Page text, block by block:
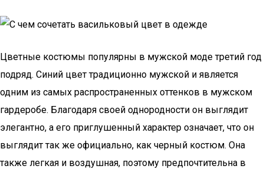
Цветные костюмы популярны в мужской моде третий год
подряд. Синий цвет традиционно мужской и является
одним из самых распространенных оттенков в мужском
гардеробе. Благодаря своей однородности он выглядит
элегантно, а его приглушенный характер означает, что он
выглядит так же официально, как черный костюм. Она
также легкая и воздушная, поэтому предпочтительна в